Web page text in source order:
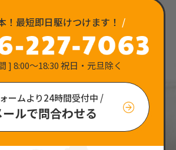
！最短即日駆けつけます！ /
] 8:00〜18:30 祝日・元旦除く
ームより24時間受付中 /
ールで問合わせる